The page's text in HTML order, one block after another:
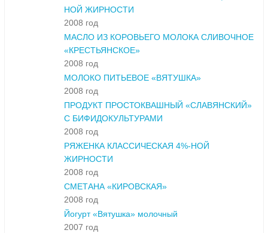
НОЙ ЖИРНОСТИ
2008 год
МАСЛО ИЗ КОРОВЬЕГО МОЛОКА СЛИВОЧНОЕ
«КРЕСТЬЯНСКОЕ»
2008 год
МОЛОКО ПИТЬЕВОЕ «ВЯТУШКА»
2008 год
ПРОДУКТ ПРОСТОКВАШНЫЙ «СЛАВЯНСКИЙ»
С БИФИДОКУЛЬТУРАМИ
2008 год
РЯЖЕНКА КЛАССИЧЕСКАЯ 4%-НОЙ
ЖИРНОСТИ
2008 год
СМЕТАНА «КИРОВСКАЯ»
2008 год
Йогурт «Вятушка» молочный
2007 год